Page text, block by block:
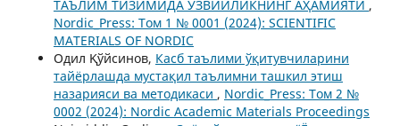
ТАЪЛИМ ТИЗИМИДА УЗВИЙЛИКНИНГ АҲАМИЯТИ ,
Nordic_Press: Том 1 № 0001 (2024): SCIENTIFIC
MATERIALS OF NORDIC
Одил Қўйсинов, Касб таълими ўқитувчиларини
тайёрлашда мустақил таълимни ташкил этиш
назарияси ва методикаси , Nordic_Press: Том 2 №
0002 (2024): Nordic Academic Materials Proceedings